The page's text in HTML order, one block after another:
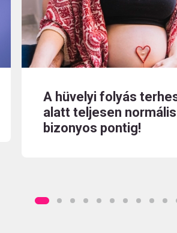
A hüvelyi folyás
alatt teljesen
bizonyos pontig!